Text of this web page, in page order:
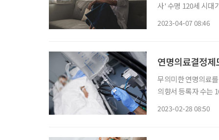
사' 수명 120세 시대
2023-04-07 08:46
연명의료결정
무의미한 연명의료
의향서 등록자 수는
2023-02-28 08:50